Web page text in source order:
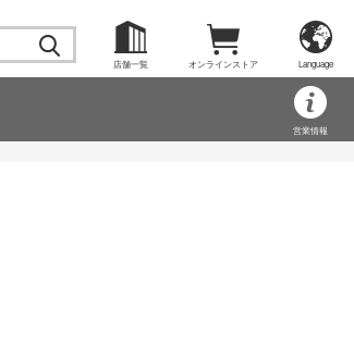
Language
オンラインストア
店舗一覧
営業情報